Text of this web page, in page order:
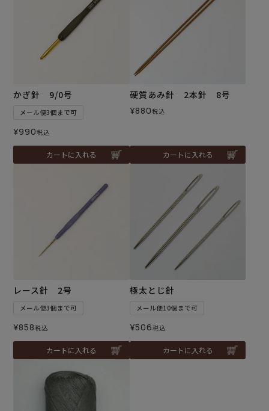
かぎ針 9/0号
メール便3個まで可
¥990税込
カートに入れる
硬質あみ針 2本針 8号
¥880税込
カートに入れる
レース針 2号
メール便3個まで可
¥858税込
カートに入れる
極太とじ針
メール便10個まで可
¥506税込
カートに入れる